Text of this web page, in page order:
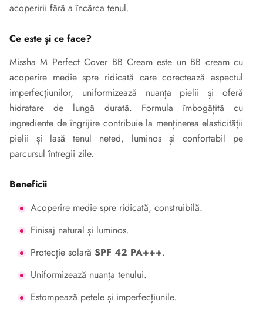
acoperirii fără a încărca tenul.
Ce este și ce face?
Missha M Perfect Cover BB Cream este un BB cream cu
acoperire medie spre ridicată care corectează aspectul
imperfecțiunilor, uniformizează nuanța pielii și oferă
hidratare de lungă durată. Formula îmbogățită cu
ingrediente de îngrijire contribuie la menținerea elasticității
pielii și lasă tenul neted, luminos și confortabil pe
parcursul întregii zile.
Beneficii
Acoperire medie spre ridicată, construibilă.
Finisaj natural și luminos.
Protecție solară SPF 42 PA+++.
Uniformizează nuanța tenului.
Estompează petele și imperfecțiunile.